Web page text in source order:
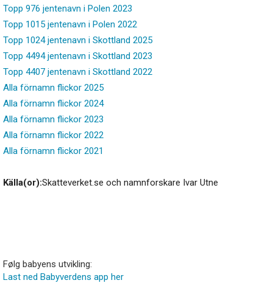
Topp 976 jentenavn i Polen 2023
Topp 1015 jentenavn i Polen 2022
Topp 1024 jentenavn i Skottland 2025
Topp 4494 jentenavn i Skottland 2023
Topp 4407 jentenavn i Skottland 2022
Alla förnamn flickor 2025
Alla förnamn flickor 2024
Alla förnamn flickor 2023
Alla förnamn flickor 2022
Alla förnamn flickor 2021
Källa(or):Skatteverket.se och namnforskare Ivar Utne
Følg babyens utvikling:
Last ned Babyverdens app her